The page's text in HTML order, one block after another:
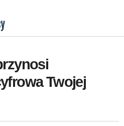
Twojej